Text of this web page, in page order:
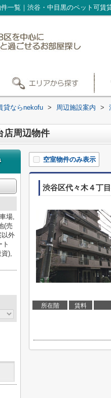
貸ならnekofu > 周辺施設案内 >
店周辺物件
空室物件のみ表示
渋谷区代々木４丁
所在階 賃料
場,
(売
以外
),